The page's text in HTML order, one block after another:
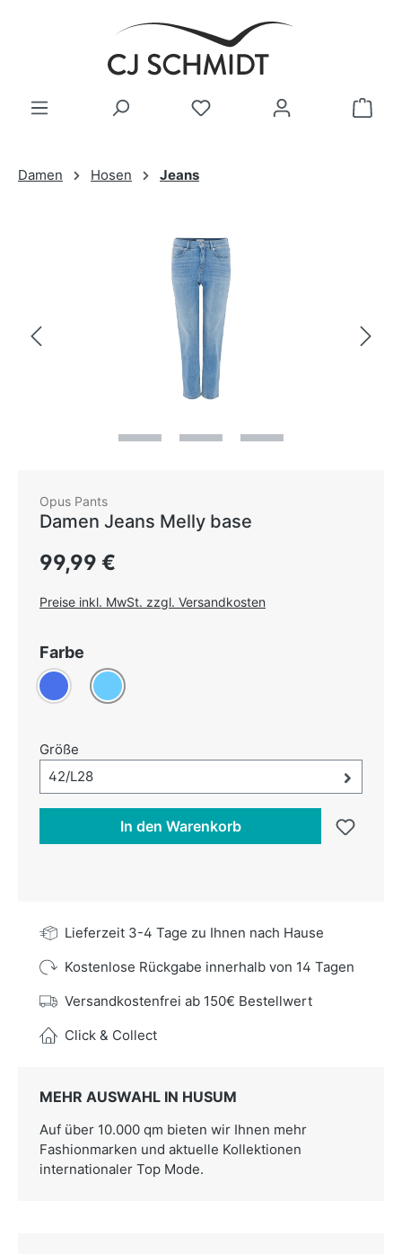
Zum Hauptinhalt springen
Damen Hosen Jeans
Opus Pants
Damen Jeans Melly base
Regulärer Preis:
99,99 €
Preise inkl. MwSt. zzgl. Versandkosten
Farbe
Blau Hellblau
Größe
Größe-Auswahl öffnen, aktuell ausgewählt:
42/L28
In den Warenkorb
Lieferzeit 3-4 Tage zu Ihnen nach Hause
Kostenlose Rückgabe innerhalb von 14 Tagen
Versandkostenfrei ab 150€ Bestellwert
Click & Collect
MEHR AUSWAHL IN HUSUM
Auf über 10.000 qm bieten wir Ihnen mehr
Fashionmarken und aktuelle Kollektionen
internationaler Top Mode.